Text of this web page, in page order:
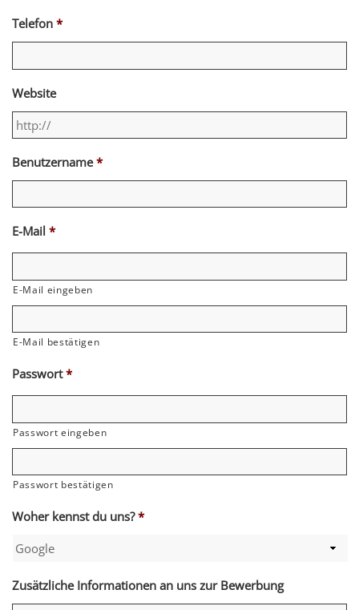
Telefon *
Website
Benutzername *
E-Mail *
E-Mail eingeben
E-Mail bestätigen
Passwort *
Passwort eingeben
Passwort bestätigen
Woher kennst du uns? *
Zusätzliche Informationen an uns zur Bewerbung